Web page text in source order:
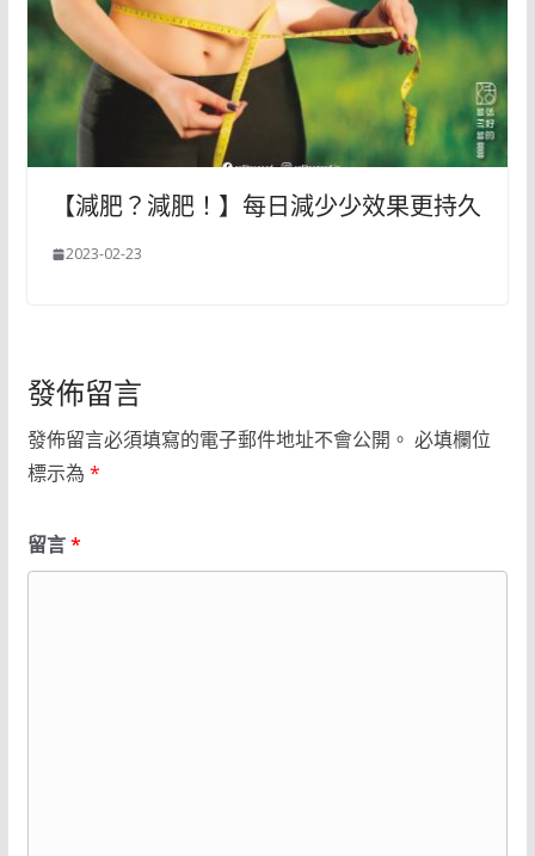
【減肥？減肥！】每日減少少效果更持久
2023-02-23
發佈留言
發佈留言必須填寫的電子郵件地址不會公開。 必填欄位
標示為 *
留言*